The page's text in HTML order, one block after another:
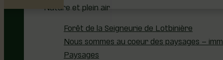
Nature et plein air
Forêt de la Seigneurie de Lotbinière
Nous sommes au coeur des paysages –
Paysages